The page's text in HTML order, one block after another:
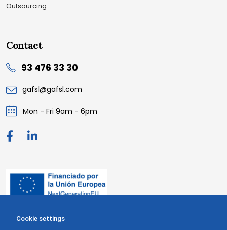
Outsourcing
Contact
93 476 33 30
gafsl@gafsl.com
Mon - Fri 9am - 6pm
Cookie settings